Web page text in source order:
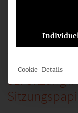
51. Sitzung
Cookie-Details